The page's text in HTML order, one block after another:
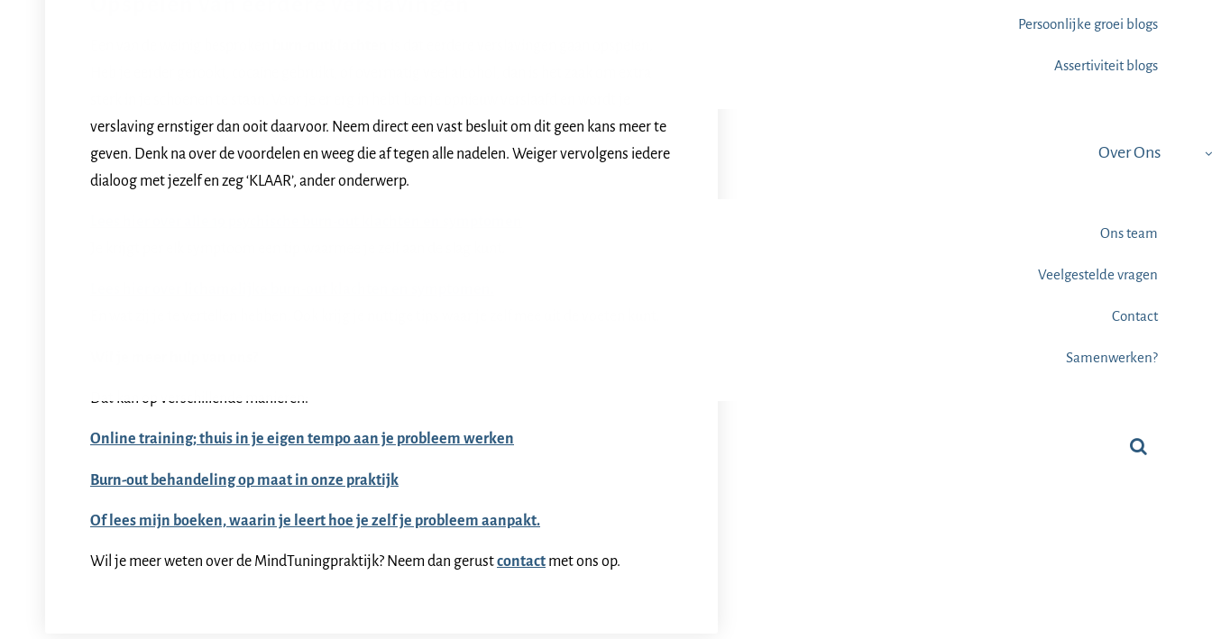
Persoonlijke groei blogs
Assertiviteit blogs
Over Ons
Ons team
Veelgestelde vragen
Contact
Samenwerken?
verslaving ernstiger dan ooit daarvoor. Neem direct een vast besluit om dit geen kans meer te
geven. Denk na over de voordelen en weeg die af tegen alle nadelen. Weiger vervolgens iedere
dialoog met jezelf en zeg ‘KLAAR’, ander onderwerp.
Dat kan op verschillende manieren:
Online training; thuis in je eigen tempo aan je probleem werken
Burn-out behandeling op maat in onze praktijk
Of lees mijn boeken, waarin je leert hoe je zelf je probleem aanpakt.
Wil je meer weten over de MindTuningpraktijk? Neem dan gerustcontact met ons op.